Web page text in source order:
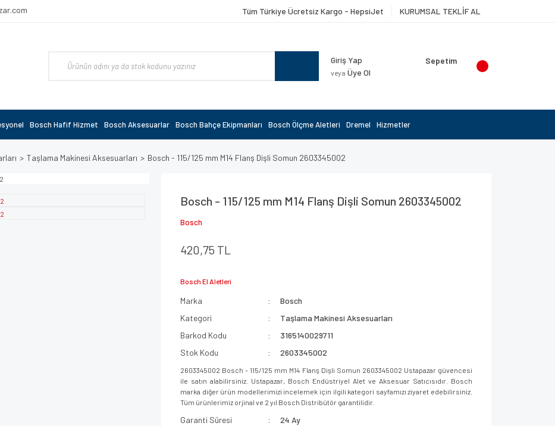
Tüm Türkiye Ücretsiz Kargo - HepsiJet KURUMSAL TEKLİF AL
Giriş Yap
veya Üye Ol
Sepetim
Bosch Hafif Hizmet Bosch Aksesuarlar Bosch Bahçe Ekipmanları Bosch Ölçme Aletleri Dremel Hizmetler
Taşlama Makinesi Aksesuarları Bosch - 115/125 mm M14 Flanş Dişli Somun 2603345002
Bosch - 115/125 mm M14 Flanş Dişli Somun 2603345002
Bosch
420,75 TL
Bosch El Aletleri
Marka
Bosch
Kategori
Taşlama Makinesi Aksesuarları
Barkod Kodu
3165140029711
Stok Kodu
2603345002
2603345002 Bosch - 115/125 mm M14 Flanş Dişli Somun 2603345002 Ustapazar güvencesi
ile satın alabilirsiniz. Ustapazar, Bosch Endüstriyel Alet ve Aksesuar Satıcısıdır. Bosch
marka diğer ürün modellerimizi incelemek için ilgili kategori sayfamızı ziyaret edebilirsiniz.
Tüm ürünlerimiz orjinal ve 2 yıl Bosch Distribütör garantilidir.
Garanti Süresi
24 Ay